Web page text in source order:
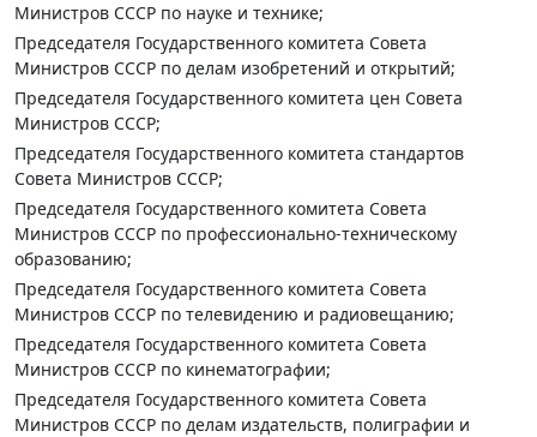
Министров СССР по науке и технике;
Председателя Государственного комитета Совета
Министров СССР по делам изобретений и открытий;
Председателя Государственного комитета цен Совета
Министров СССР;
Председателя Государственного комитета стандартов
Совета Министров СССР;
Председателя Государственного комитета Совета
Министров СССР по профессионально-техническому
образованию;
Председателя Государственного комитета Совета
Министров СССР по телевидению и радиовещанию;
Председателя Государственного комитета Совета
Министров СССР по кинематографии;
Председателя Государственного комитета Совета
Министров СССР по делам издательств, полиграфии и